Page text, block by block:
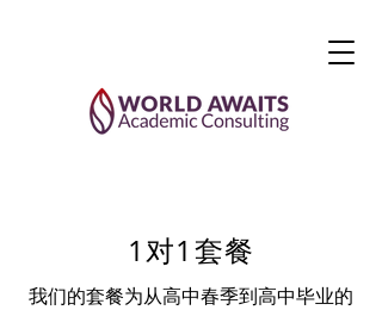
1对1套餐
我们的套餐为从高中春季到高中毕业的